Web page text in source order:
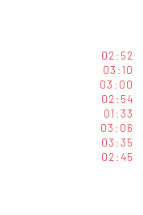
02:52
03:10
03:00
02:54
01:33
03:06
03:35
02:45